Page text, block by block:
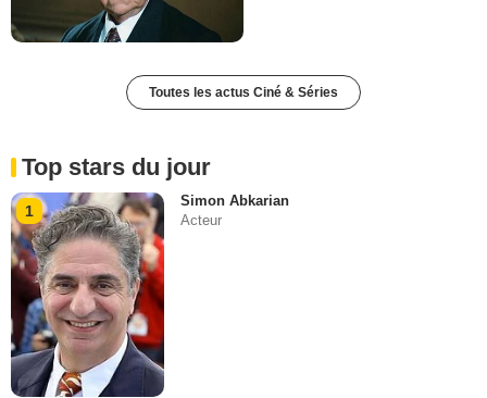
Toutes les actus Ciné & Séries
Top stars du jour
1
Simon Abkarian
Acteur